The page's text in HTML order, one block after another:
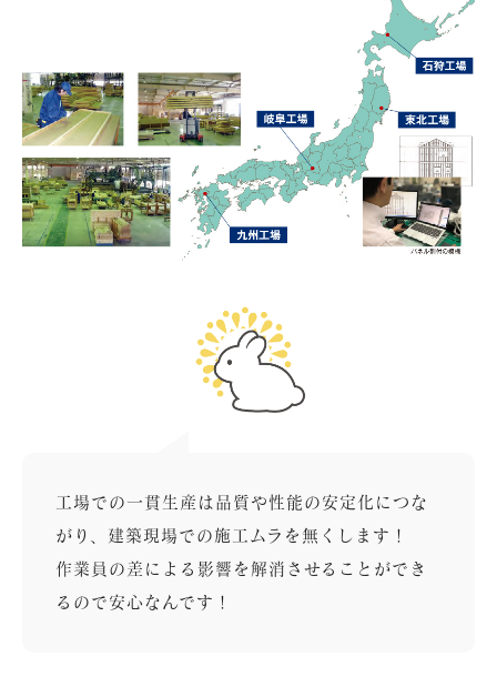
工場での一貫生産は品質や性能の安定化につな
がり、建築現場での施工ムラを無くします！
作業員の差による影響を解消させることができ
るので安心なんです！